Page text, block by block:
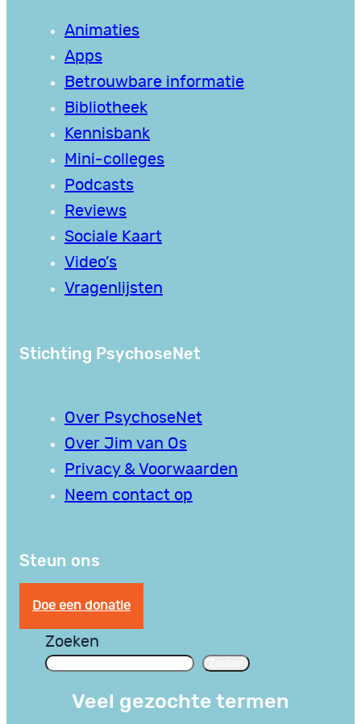
Animaties
Apps
Betrouwbare informatie
Bibliotheek
Kennisbank
Mini-colleges
Podcasts
Reviews
Sociale Kaart
Video’s
Vragenlijsten
Stichting PsychoseNet
Over PsychoseNet
Over Jim van Os
Privacy & Voorwaarden
Neem contact op
Steun ons
Doe een donatie
Zoeken
Veel gezochte termen